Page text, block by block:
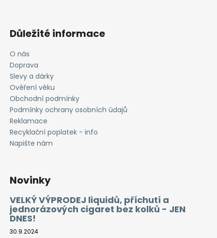
Důležité informace
O nás
Doprava
Slevy a dárky
Ověření věku
Obchodní podmínky
Podmínky ochrany osobních údajů
Reklamace
Recyklační poplatek - info
Napište nám
Novinky
VELKÝ VÝPRODEJ liquidů, příchutí a
jednorázových cigaret bez kolků - JEN
DNES!
30.9.2024